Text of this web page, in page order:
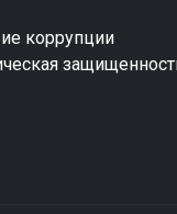
коррупции